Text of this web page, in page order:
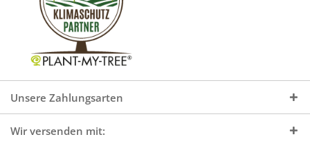
Unsere Zahlungsarten
Wir versenden mit: